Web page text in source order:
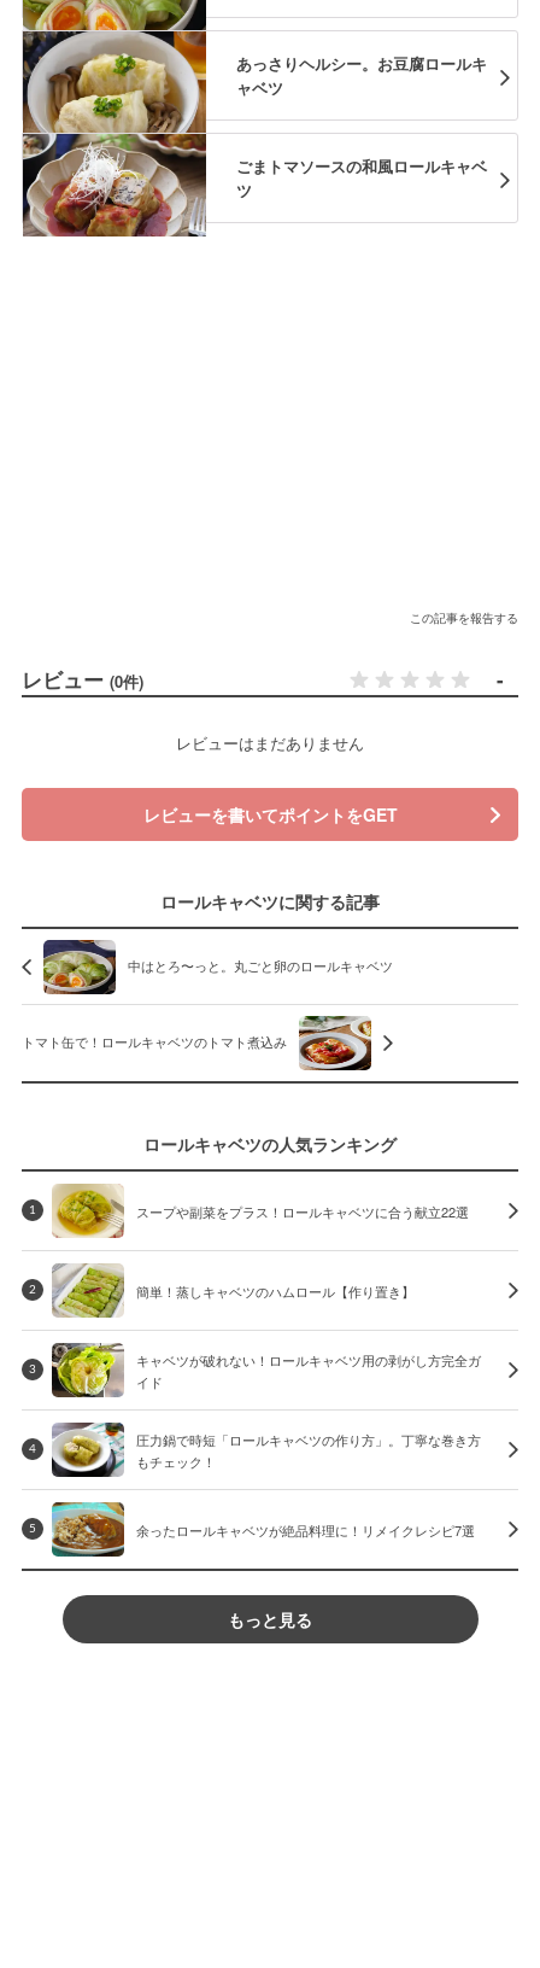
あっさりヘルシー。お豆腐ロールキ
ャベツ
ごまトマソースの和風ロールキャベ
ツ
この記事を報告する
レビュー (0件) -
レビューはまだありません
レビューを書いてポイントをGET
ロールキャベツに関する記事
中はとろ〜っと。丸ごと卵のロールキャベツ
トマト缶で！ロールキャベツのトマト煮込み
ロールキャベツの人気ランキング
1 スープや副菜をプラス！ロールキャベツに合う献立22選
2 簡単！蒸しキャベツのハムロール【作り置き】
3
キャベツが破れない！ロールキャベツ用の剥がし方完全ガ
イド
4
圧力鍋で時短「ロールキャベツの作り方」。丁寧な巻き方
もチェック！
5 余ったロールキャベツが絶品料理に！リメイクレシピ7選
もっと見る